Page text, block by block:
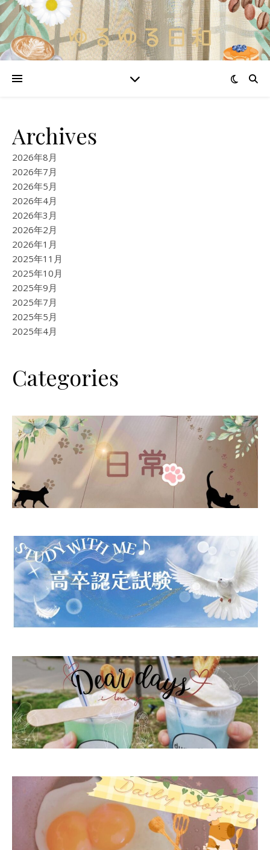
Archives
2026年8月
2026年7月
2026年5月
2026年4月
2026年3月
2026年2月
2026年1月
2025年11月
2025年10月
2025年9月
2025年7月
2025年5月
2025年4月
Categories